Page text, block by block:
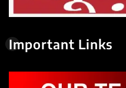
Important Links